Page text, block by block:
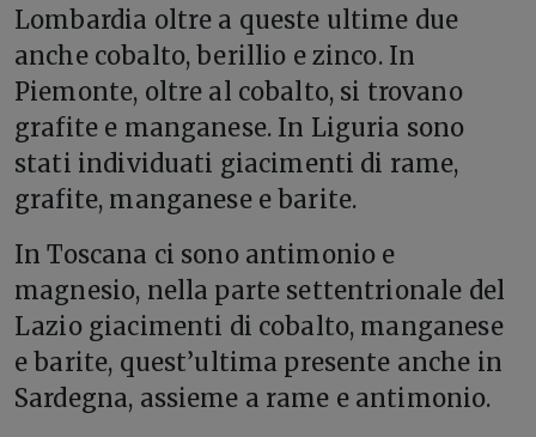
Lombardia oltre a queste ultime due
anche cobalto, berillio e zinco. In
Piemonte, oltre al cobalto, si trovano
grafite e manganese. In Liguria sono
stati individuati giacimenti di rame,
grafite, manganese e barite.
In Toscana ci sono antimonio e
magnesio, nella parte settentrionale del
Lazio giacimenti di cobalto, manganese
e barite, quest’ultima presente anche in
Sardegna, assieme a rame e antimonio.